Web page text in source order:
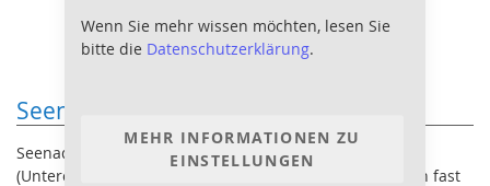
Wenn Sie mehr wissen möchten, lesen Sie
bitte die Datenschutzerklärung.
MEHR INFORMATIONEN ZU
EINSTELLUNGEN
Seenadeln im Meerwasseraquarium
Seenadeln sind eng verwandt mit den Seepferdchen
(Unterordnung Syngnathidae - Seenadelartige). Von den fast